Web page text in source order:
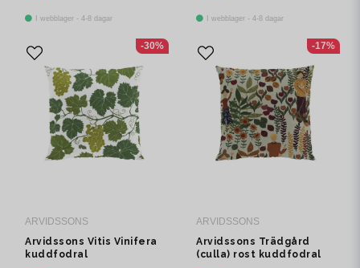
I webblager - 4-8 dagar I webblager - 4-8 dagar
ARVIDSSONS
Arvidssons Vitis Vinifera
kuddfodral
-30%
ARVIDSSONS
Arvidssons Trädgård
(culla) rost kuddfodral
-17%